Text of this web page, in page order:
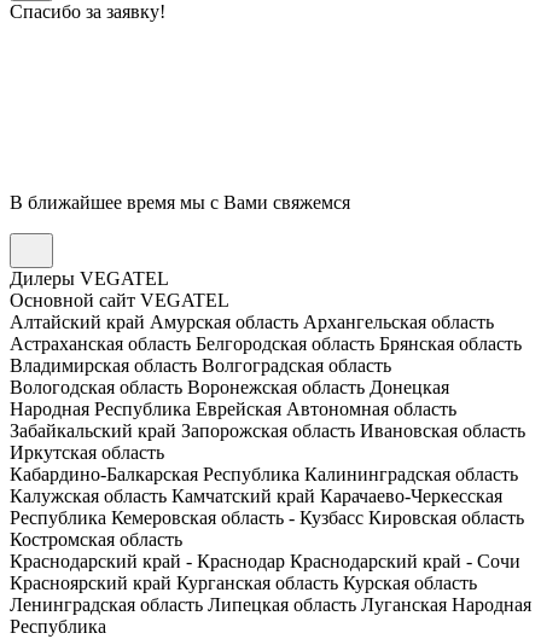
Спасибо за заявку!
В ближайшее время мы с Вами свяжемся
Дилеры VEGATEL
Основной сайт VEGATEL
Алтайский край Амурская область Архангельская область
Астраханская область Белгородская область Брянская область
Владимирская область Волгоградская область
Вологодская область Воронежская область Донецкая
Народная Республика Еврейская Автономная область
Забайкальский край Запорожская область Ивановская область
Иркутская область
Кабардино-Балкарская Республика Калининградская область
Калужская область Камчатский край Карачаево-Черкесская
Республика Кемеровская область - Кузбасс Кировская область
Костромская область
Краснодарский край - Краснодар Краснодарский край - Сочи
Красноярский край Курганская область Курская область
Ленинградская область Липецкая область Луганская Народная
Республика